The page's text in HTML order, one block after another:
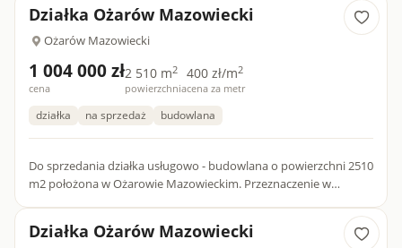
Działka Ożarów Mazowiecki
Ożarów Mazowiecki
1 004 000 zł
cena
2 510 m2
powierzchnia
400 zł/m2
cena za metr
działka na sprzedaż budowlana
Do sprzedania działka usługowo - budowlana o powierzchni 2510
m2 położona w Ożarowie Mazowieckim. Przeznaczenie w
Działka Ożarów Mazowiecki